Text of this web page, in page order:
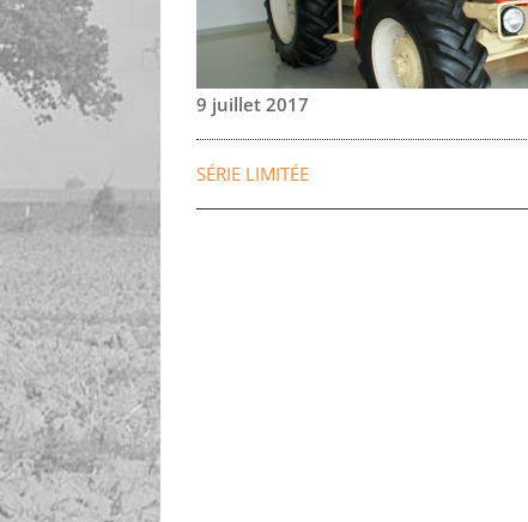
9 juillet 2017
SÉRIE LIMITÉE